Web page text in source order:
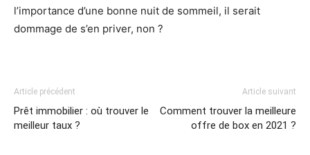
l’importance d’une bonne nuit de sommeil, il serait
dommage de s’en priver, non ?
Article précédent
Prêt immobilier : où trouver le
meilleur taux ?
Article suivant
Comment trouver la meilleure
offre de box en 2021 ?